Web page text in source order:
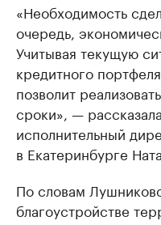
«Необходимость
очередь,
Учитывая текущую
кредитного
позволит
сроки», —
исполнительный
в Екатеринбурге
По словам
благоустройстве